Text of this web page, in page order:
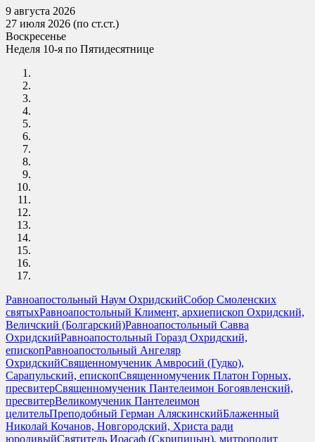
9 августа 2026
27 июля 2026 (по ст.ст.)
Воскресенье
Неделя 10-я по Пятидесятнице
Равноапостольный Наум ОхридскийСобор Смоленских
святыхРавноапостольный Климент, архиепископ Охридский,
Величский (Болгарский)Равноапостольный Савва
ОхридскийРавноапостольный Горазд Охридский,
епископРавноапостольный Ангеляр
ОхридскийСвященномученик Амвросий (Гудко),
Сарапульский, епископСвященномученик Платон Горных,
пресвитерСвященномученик Пантелеимон Богоявленский,
пресвитерВеликомученик Пантелеимон
целительПреподобный Герман АляскинскийБлаженный
Николай Кочанов, Новгородский, Христа ради
юродивыйСвятитель Иоасаф (Скрипицын), митрополит